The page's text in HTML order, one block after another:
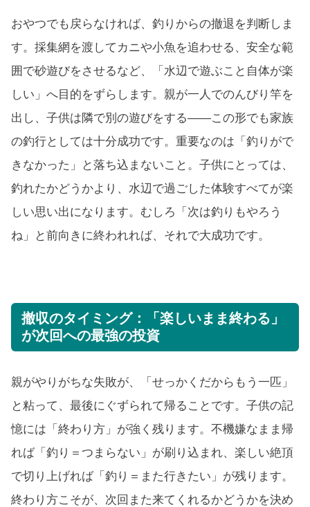
おやつでも戻らなければ、釣りからの撤退を判断しま
す。採集網を渡してカニや小魚を追わせる、安全な範
囲で砂遊びをさせるなど、「水辺で遊ぶこと自体が楽
しい」へ目的をずらします。親が一人でのんびり竿を
出し、子供は隣で別の遊びをする——この形でも家族
の釣行としては十分成功です。重要なのは「釣りがで
きなかった」と落ち込まないこと。子供にとっては、
釣れたかどうかより、水辺で過ごした体験すべてが楽
しい思い出になります。むしろ「次は釣りもやろう
ね」と前向きに終われれば、それで大成功です。
撤収のタイミング：「楽しいまま終わる」
が次回への最強の投資
親がやりがちな失敗が、「せっかくだからもう一匹」
と粘って、最後にぐずられて帰ることです。子供の記
憶には「終わり方」が強く残ります。不機嫌なまま帰
れば「釣り＝つまらない」が刷り込まれ、楽しい絶頂
で切り上げれば「釣り＝また行きたい」が残ります。
終わり方こそが、次回また来てくれるかどうかを決め